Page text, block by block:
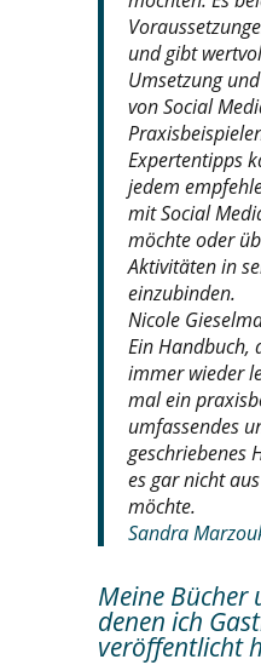
und gibt
Umsetzung
von Social
Expertentipps
jedem
mit Social
möchte oder
Aktivitäten in
einzubinden.
Nicole
Ein Handbuch,
immer wieder
mal ein
umfassendes
geschriebenes
es gar nicht
möchte.
Sandra
Meine Bücher
denen ich
veröffentlicht